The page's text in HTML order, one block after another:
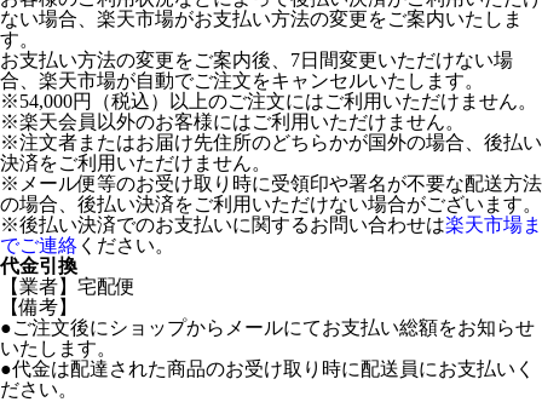
ない場合、楽天市場がお支払い方法の変更をご案内いたしま
す。
お支払い方法の変更をご案内後、7日間変更いただけない場
合、楽天市場が自動でご注文をキャンセルいたします。
※54,000円（税込）以上のご注文にはご利用いただけません。
※楽天会員以外のお客様にはご利用いただけません。
※注文者またはお届け先住所のどちらかが国外の場合、後払い
決済をご利用いただけません。
※メール便等のお受け取り時に受領印や署名が不要な配送方法
の場合、後払い決済をご利用いただけない場合がございます。
※後払い決済でのお支払いに関するお問い合わせは楽天市場ま
でご連絡 ください。
代金引換
【業者】宅配便
【備考】
●ご注文後にショップからメールにてお支払い総額をお知らせ
いたします。
●代金は配達された商品のお受け取り時に配送員にお支払いく
ださい。